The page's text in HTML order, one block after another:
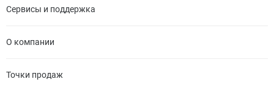
Сервисы и поддержка
О компании
Точки продаж